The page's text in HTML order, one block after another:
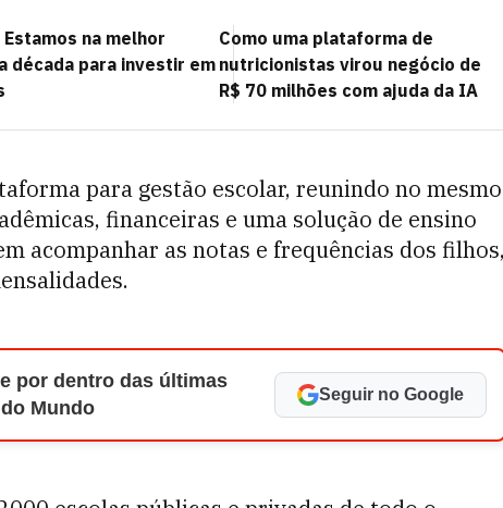
Estamos na melhor
década para investir em
Como uma plataforma de
nutricionistas virou negócio de
R$ 70 milhões com ajuda da IA
para gestão escolar, reunindo no mesmo
financeiras e uma solução de ensino
acompanhar as notas e frequências dos filhos,
por dentro das últimas
Mundo
Seguir no Google